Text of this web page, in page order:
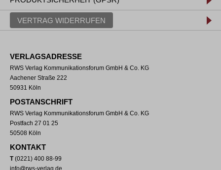
VERTRAG WIDERRUFEN
VERLAGSADRESSE
RWS Verlag Kommunikationsforum GmbH & Co. KG
Aachener Straße 222
50931 Köln
POSTANSCHRIFT
RWS Verlag Kommunikationsforum GmbH & Co. KG
Postfach 27 01 25
50508 Köln
KONTAKT
T(0221) 400 88-99
info@rws-verlag.de